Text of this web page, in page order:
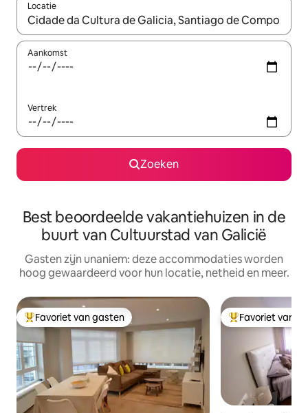
Locatie
Wanneer er resultaten beschikbaar zijn, maak je een keuze
Aankomst
Vertrek
Zoeken
Best beoordeelde vakantiehuizen in de
buurt van Cultuurstad van Galicië
Gasten zijn unaniem: deze accommodaties worden
hoog gewaardeerd voor hun locatie, netheid en meer.
Topfavoriet van gasten
Favoriet van gasten Topfavoriet van
Favoriet van